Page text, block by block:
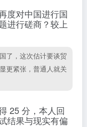
度对中国进行国
进行磋商？较上
了，这次估计要谈贸
更紧张，普通人就关
25 分，本人回
结果与现实有偏